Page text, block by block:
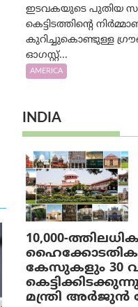
ഇടവകയുടെ പുതിയ
കെട്ടിടത്തിന്റെ
കുറിച്ചുകൊണ്ടുള്ള
ഓഗസ്റ്റ്...
AMERICA
INDIA
10,000-
കേസുകളും 30
മന്ത്രി അര്‍ജുന്‍